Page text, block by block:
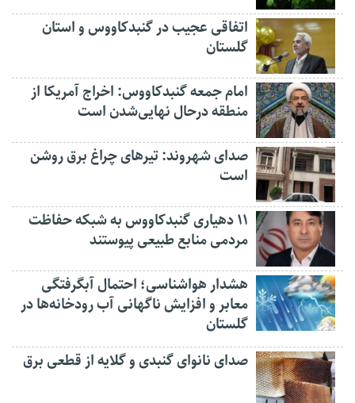
اتفاقی عجیب در‌ گنبدکاووس و استان
گلستان
امام جمعه گنبدکاووس: اخراج آمریکا از
منطقه درحال نهایی‌شدن است
صدای شهروند: تیرهای چراغ برق روشن
است
۱۱ دهیاری گنبدکاووس به شبکه حفاظت
مردمی منابع طبیعی پیوستند
هشدار هواشناسی؛ احتمال آبگرفتگی
معابر و افزایش ناگهانی آب رودخانه‌ها در
گلستان
صدای نانوای گنبدی و گلایه از قطعی برق